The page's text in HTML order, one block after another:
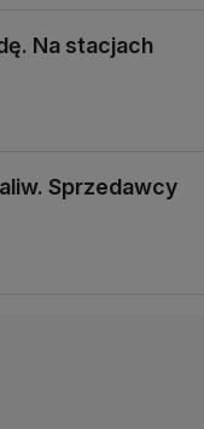
Na stacjach
Sprzedawcy